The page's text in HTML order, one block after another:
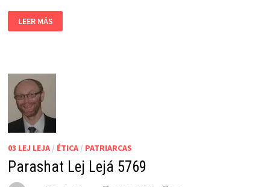
LEER MÁS
03 LEJ LEJA/ ÉTICA/ PATRIARCAS
Parashat Lej Lejá 5769